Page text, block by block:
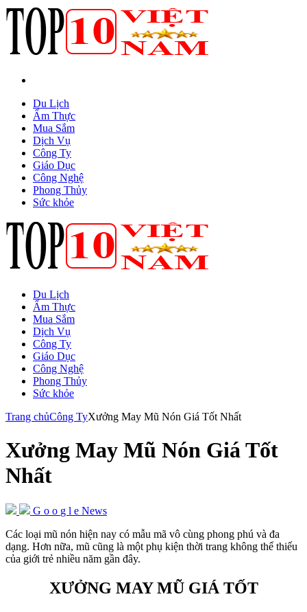
Du Lịch
Ẩm Thực
Mua Sắm
Dịch Vụ
Công Ty
Giáo Dục
Công Nghệ
Phong Thủy
Sức khỏe
Du Lịch
Ẩm Thực
Mua Sắm
Dịch Vụ
Công Ty
Giáo Dục
Công Nghệ
Phong Thủy
Sức khỏe
Trang chủCông TyXưởng May Mũ Nón Giá Tốt Nhất
Xưởng May Mũ Nón Giá Tốt
Nhất
G o o g l e News
Các loại mũ nón hiện nay có mẫu mã vô cùng phong phú và đa
dạng. Hơn nữa, mũ cũng là một phụ kiện thời trang không thể thiếu
của giới trẻ nhiều năm gần đây.
XƯỞNG MAY MŨ GIÁ TỐT